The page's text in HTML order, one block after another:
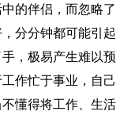
的伴侣，而忽略了
分分钟都可能引起
，极易产生难以预
作忙于事业，自己
懂得将工作、生活